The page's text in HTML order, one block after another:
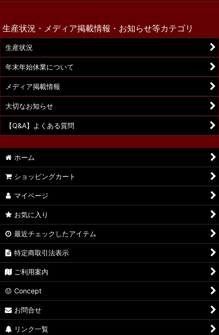
生産状況・メディア掲載情報・お知らせ等カテゴリ
生産状況
年末年始休業について
メディア掲載情報
大切なお知らせ
【Q&A】よくある質問
ホーム
ショッピングカート
マイページ
お気に入り
最近チェックしたアイテム
特定商取引法表示
ご利用案内
Concept
お問合せ
リンク一覧